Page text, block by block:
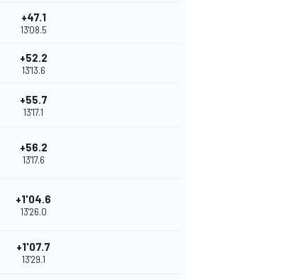
+47.1
13'08.5
+52.2
13'13.6
+55.7
13'17.1
+56.2
13'17.6
+1'04.6
13'26.0
+1'07.7
13'29.1